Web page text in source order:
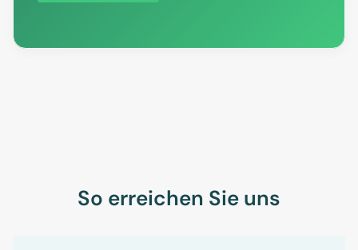
So erreichen Sie uns